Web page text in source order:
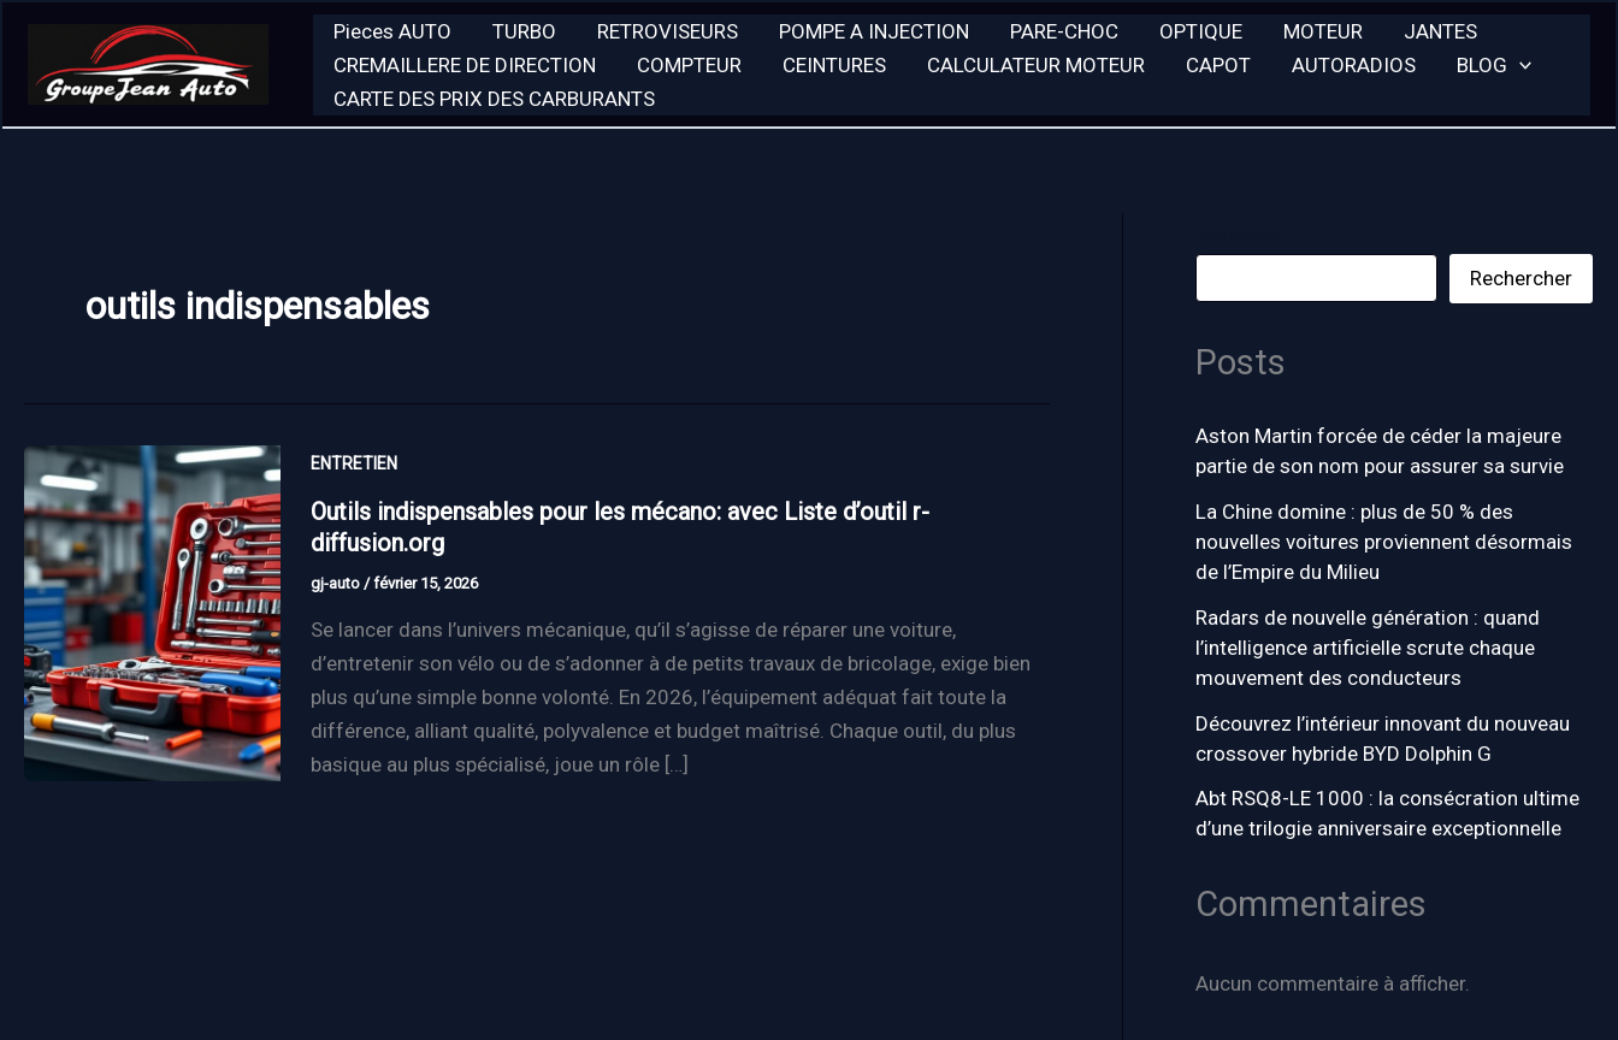
contenu
Pieces AUTO TURBO RETROVISEURS POMPE A INJECTION PARE-CHOC OPTIQUE MOTEUR
JANTES
CREMAILLERE DE DIRECTION
COMPTEUR CEINTURES CALCULATEUR MOTEUR CAPOT AUTORADIOS
BLOG
CARTE DES PRIX DES CARBURANTS
outils indispensables
ENTRETIEN
Outils indispensables pour les mécano: avec Liste d’outil r-
diffusion.org
gj-auto /février 15, 2026
Se lancer dans l’univers mécanique, qu’il s’agisse de réparer une voiture,
d’entretenir son vélo ou de s’adonner à de petits travaux de bricolage, exige bien
plus qu’une simple bonne volonté. En 2026, l’équipement adéquat fait toute la
différence, alliant qualité, polyvalence et budget maîtrisé. Chaque outil, du plus
basique au plus spécialisé, joue un rôle […]
Rechercher
Posts
Aston Martin forcée de céder la majeure
partie de son nom pour assurer sa survie
La Chine domine : plus de 50 % des
nouvelles voitures proviennent désormais
de l’Empire du Milieu
Radars de nouvelle génération : quand
l’intelligence artificielle scrute chaque
mouvement des conducteurs
Découvrez l’intérieur innovant du nouveau
crossover hybride BYD Dolphin G
Abt RSQ8-LE 1000 : la consécration ultime
d’une trilogie anniversaire exceptionnelle
Commentaires
Aucun commentaire à afficher.